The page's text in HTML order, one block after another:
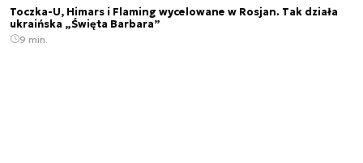
Toczka-U, Himars i Flaming wycelowane w Rosjan. Tak działa
ukraińska „Święta Barbara”
9 min.